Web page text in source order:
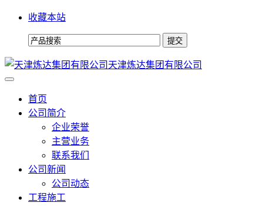
收藏本站
天津炼达集团有限公司
首页
公司简介
企业荣誉
主营业务
联系我们
公司新闻
公司动态
工程施工